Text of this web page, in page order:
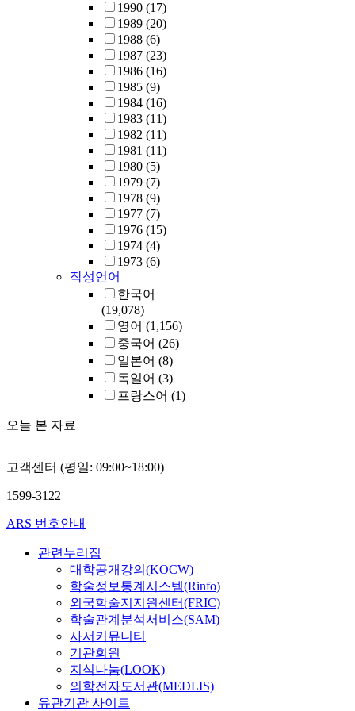
1990 (17)
1989 (20)
1988 (6)
1987 (23)
1986 (16)
1985 (9)
1984 (16)
1983 (11)
1982 (11)
1981 (11)
1980 (5)
1979 (7)
1978 (9)
1977 (7)
1976 (15)
1974 (4)
1973 (6)
작성언어
한국어
(19,078)
영어 (1,156)
중국어 (26)
일본어 (8)
독일어 (3)
프랑스어 (1)
오늘 본 자료
고객센터 (평일: 09:00~18:00)
1599-3122
ARS 번호안내
관련누리집
대학공개강의(KOCW)
학술정보통계시스템(Rinfo)
외국학술지지원센터(FRIC)
학술관계분석서비스(SAM)
사서커뮤니티
기관회원
지식나눔(LOOK)
의학전자도서관(MEDLIS)
유관기관 사이트